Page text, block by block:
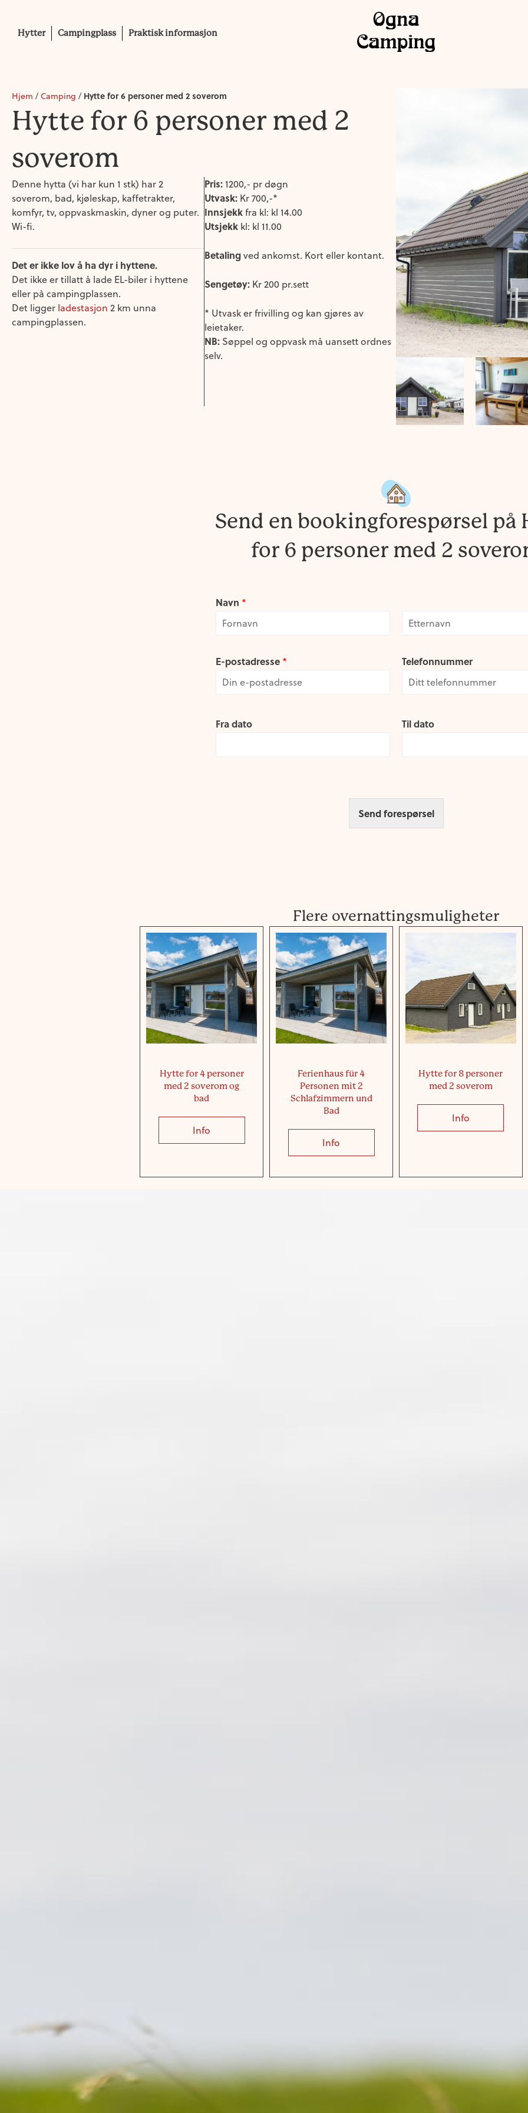
Hytter Campingplass Praktisk informasjon
Hjem / Camping / Hytte for 6 personer med 2 soverom
Hytte for 6 personer med 2
soverom
Denne hytta (vi har kun 1 stk) har 2
soverom, bad, kjøleskap, kaffetrakter,
komfyr, tv, oppvaskmaskin, dyner og puter.
Wi-fi.
Det er ikke lov å ha dyr i hyttene.
Det ikke er tillatt å lade EL-biler i hyttene
eller på campingplassen.
Det ligger ladestasjon 2 km unna
campingplassen.
Pris: 1200,- pr døgn
Utvask: Kr 700,-*
Innsjekkfra kl: kl 14.00
Utsjekk kl: kl 11.00
Betalingved ankomst. Kort eller kontant.
Sengetøy: Kr 200 pr.sett
* Utvask er frivilling og kan gjøres av
leietaker.
NB: Søppel og oppvask må uansett ordnes
selv.
Send en bookingforespørsel på
for 6 personer med 2
Navn *
r
s
E-postadresse * Telefonnummer
Fra dato Til dato
Send forespørsel
Flere overnattingsmuligheter
Hytte for 4 personer
med 2 soverom og
bad
Info about Hytte for 4 personer med 2 soverom og bad
Ferienhaus für 4
Personen mit 2
Schlafzimmern und
Bad
Info
Hytte for 8 personer
med 2 soverom
Info